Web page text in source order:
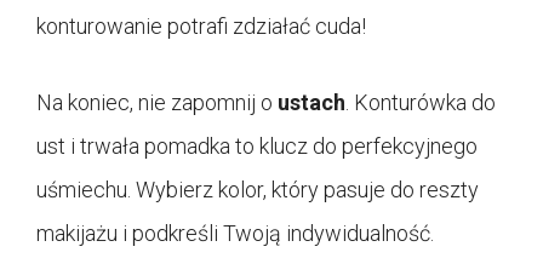
konturowanie potrafi zdziałać cuda!
Na koniec, nie zapomnij o ustach . Konturówka do
ust i trwała pomadka to klucz do perfekcyjnego
uśmiechu. Wybierz kolor, który pasuje do reszty
makijażu i podkreśli Twoją indywidualność.